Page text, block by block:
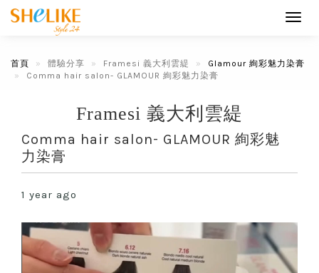
首頁 體驗分享 Framesi 義大利雲緹
Glamour 絢彩魅力染膏
Comma hair salon- GLAMOUR 絢彩魅力染膏
Framesi 義大利雲緹
Comma hair salon- GLAMOUR 絢彩魅
力染膏
1 year ago